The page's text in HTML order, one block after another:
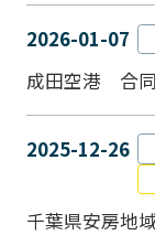
2026-01-07
成田空港 合
2025-12-26
千葉県安房地